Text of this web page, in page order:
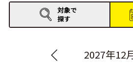
イベントレポート
対象で
探す
2027年12